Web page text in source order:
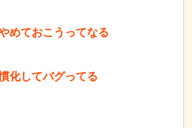
めておこうってなる
化してバグってる